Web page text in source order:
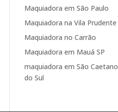
Maquiadora em São Paulo
Maquiadora na Vila Prudente
Maquiadora no Carrão
Maquiadora em Mauá SP
maquiadora em São Caetano
do Sul